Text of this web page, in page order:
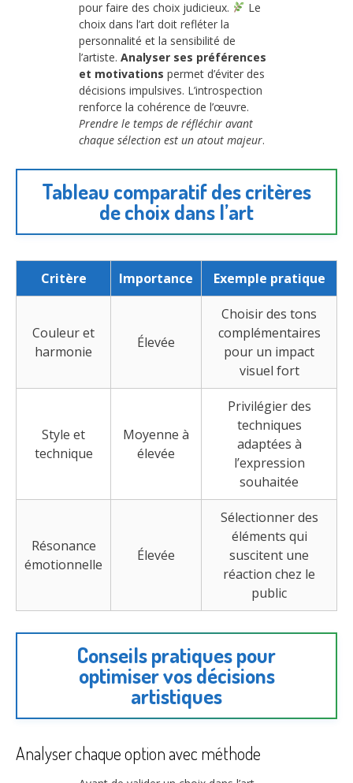
pour faire des choix judicieux.
Le
choix dans l’art doit refléter la
personnalité et la sensibilité de
l’artiste. Analyser ses préférences
et motivations permet d’éviter des
décisions impulsives. L’introspection
renforce la cohérence de l’œuvre.
Prendre le temps de réfléchir avant
chaque sélection est un atout majeur.
Tableau comparatif des critères
de choix dans l’art
Critère Importance Exemple pratique
Couleur et
harmonie
Élevée
Choisir des tons
complémentaires
pour un impact
visuel fort
Style et
technique
Moyenne à
élevée
Privilégier des
techniques
adaptées à
l’expression
souhaitée
Résonance
émotionnelle
Élevée
Sélectionner des
éléments qui
suscitent une
réaction chez le
public
Conseils pratiques pour
optimiser vos décisions
artistiques
Analyser chaque option avec méthode